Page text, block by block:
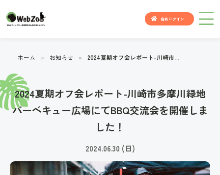
会員ログイン
ホーム » お知らせ »
2024夏期オフ会レポート-川崎市多摩川緑地
バーベキュー広場にてBBQ交流会を開催しま
した！
2024.06.30 (日)